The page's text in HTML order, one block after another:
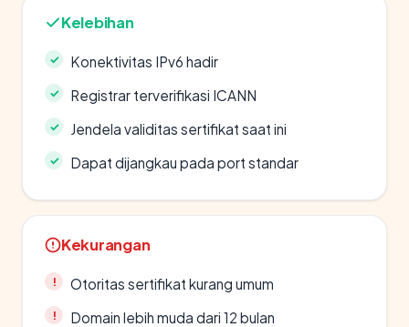
Kelebihan
Konektivitas IPv6 hadir
Registrar terverifikasi ICANN
Jendela validitas sertifikat saat ini
Dapat dijangkau pada port standar
Kekurangan
Otoritas sertifikat kurang umum
Domain lebih muda dari 12 bulan